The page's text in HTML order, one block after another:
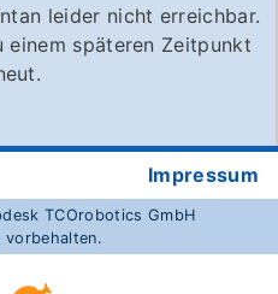
leider nicht erreichbar.
einem späteren Zeitpunkt
Impressum
TCOrobotics GmbH
vorbehalten.